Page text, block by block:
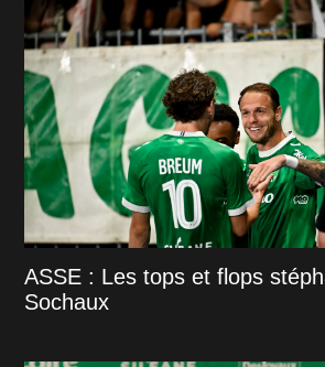
ASSE : Les tops et flops
Sochaux